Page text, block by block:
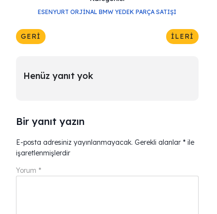
ESENYURT ORJINAL BMW YEDEK PARÇA SATIŞI
GERI İLERI
Henüz yanıt yok
Bir yanıt yazın
E-posta adresiniz yayınlanmayacak. Gerekli alanlar * ile
işaretlenmişlerdir
Yorum *